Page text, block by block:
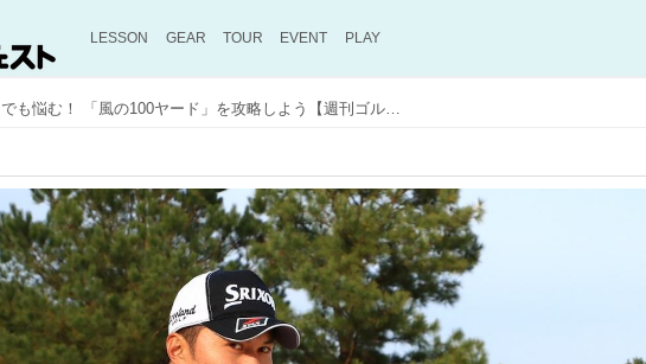
LESSON GEAR TOUR EVENT PLAY
プロでも悩む！ 「風の100ヤード」を攻略しよう【週刊ゴルフダイジェスト注目記事】